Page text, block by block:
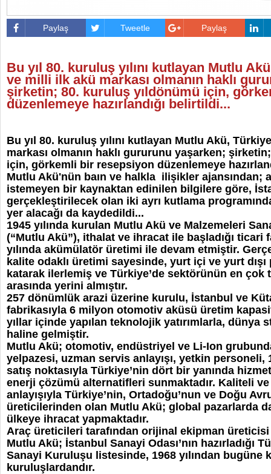
Paylaş Tweetle Paylaş
Bu yıl 80. kuruluş yılını kutlayan Mutlu
ve milli ilk akü markası olmanın haklı
şirketin; 80. kuruluş yıldönümü için,
düzenlemeye hazırlandığı belirtildi...
Bu yıl 80. kuruluş yılını kutlayan Mutlu Akü,
markası olmanın haklı gururunu yaşarken;
için, görkemli bir resepsiyon düzenlemeye
Mutlu Akü'nün baın ve halkla ilişikler ajansından;
istemeyen bir kaynaktan edinilen bilgilere göre,
gerçekleştirilecek olan iki ayrı kutlama
yer alacağı da kaydedildi...
1945 yılında kurulan Mutlu Akü ve Malzemeleri
(“Mutlu Akü”), ithalat ve ihracat ile başladığı ticari
yılında akümülatör üretimi ile devam etmiştir.
kalite odaklı üretimi sayesinde, yurt içi ve yurt
katarak ilerlemiş ve Türkiye’de sektörünün en çok
arasında yerini almıştır.
257 dönümlük arazi üzerine kurulu, İstanbul ve
fabrikasıyla 6 milyon otomotiv aküsü üretim
yıllar içinde yapılan teknolojik yatırımlarla, dünya
haline gelmiştir.
Mutlu Akü; otomotiv, endüstriyel ve Li-Ion
yelpazesi, uzman servis anlayışı, yetkin personeli,
satış noktasıyla Türkiye’nin dört bir yanında
enerji çözümü alternatifleri sunmaktadır. Kaliteli
anlayışıyla Türkiye’nin, Ortadoğu’nun ve Doğu
üreticilerinden olan Mutlu Akü; global pazarlarda
ülkeye ihracat yapmaktadır.
Araç üreticileri tarafından orijinal ekipman
Mutlu Akü; İstanbul Sanayi Odası’nın hazırladığı
Sanayi Kuruluşu listesinde, 1968 yılından bugüne
kuruluşlardandır.